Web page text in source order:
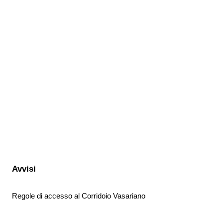
Avvisi
Regole di accesso al Corridoio Vasariano